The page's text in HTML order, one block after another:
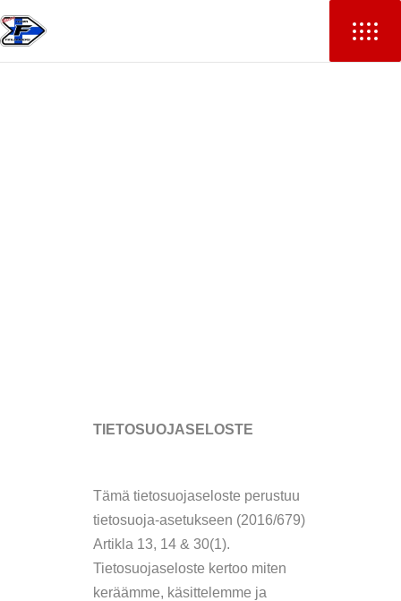
TIETOSUOJASELOSTE
Tämä tietosuojaseloste perustuu
tietosuoja-asetukseen (2016/679)
Artikla 13, 14 & 30(1).
Tietosuojaseloste kertoo miten
keräämme, käsittelemme ja